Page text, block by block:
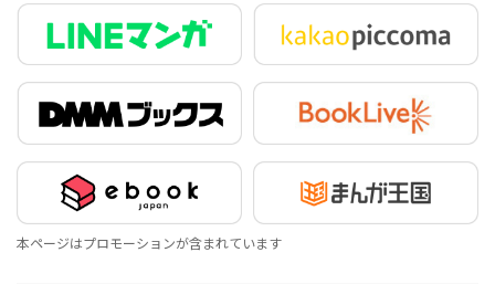
本ページはプロモーションが含まれています